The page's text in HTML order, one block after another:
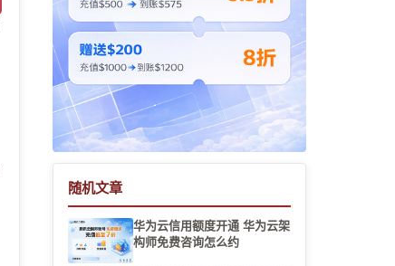
随机文章
华为云信用额度开通 华为云架
构师免费咨询怎么约